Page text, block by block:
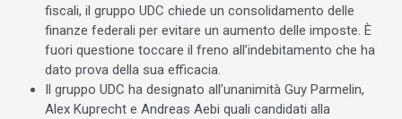
fiscali, il gruppo UDC chiede un consolidamento delle
finanze federali per evitare un aumento delle imposte. È
fuori questione toccare il freno all’indebitamento che ha
dato prova della sua efficacia.
Il gruppo UDC ha designato all’unanimità Guy Parmelin,
Alex Kuprecht e Andreas Aebi quali candidati alla